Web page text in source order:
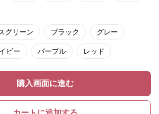
グリーン ブラック グレー
ビー パープル レッド
購入画面に進む